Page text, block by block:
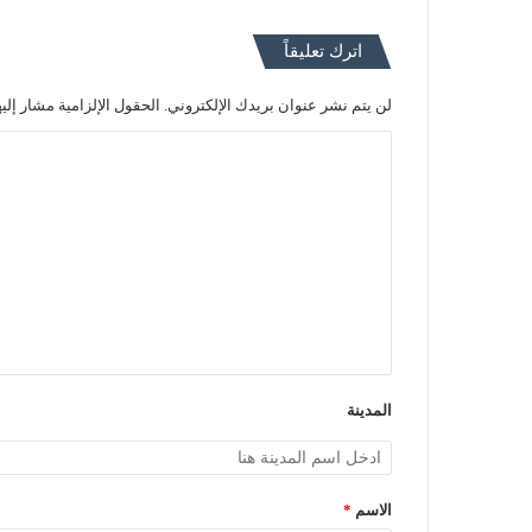
اترك تعليقاً
لن يتم نشر عنوان بريدك الإلكتروني. الحقول الإلزامية مشار
المدينة
الاسم *